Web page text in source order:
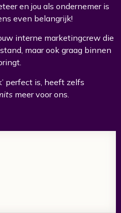
en jou als ondernemer is
even belangrijk!
interne marketingcrew die
maar ook graag binnen
perfect is, heeft zelfs
meer voor ons.